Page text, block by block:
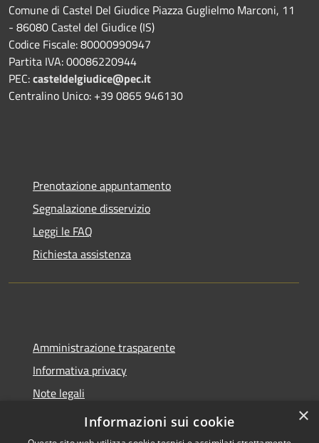
Comune di Castel Del Giudice Piazza Guglielmo Marconi, 11
- 86080 Castel del Giudice (IS)
Codice Fiscale: 80000990947
Partita IVA: 00086220944
PEC:casteldelgiudice@pec.it
Centralino Unico: +39 0865 946130
Prenotazione appuntamento
Segnalazione disservizio
Leggi le FAQ
Richiesta assistenza
Amministrazione trasparente
Informativa privacy
Note legali
Dichiarazione di accessibilità
×
Informazioni sui cookie